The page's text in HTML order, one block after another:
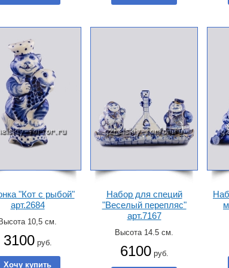
"Кот с рыбой"
арт.2684
10,5 см.
3100руб.
Набор для специй
"Веселый перепляс"
арт.7167
Высота 14.5 см.
6100руб.